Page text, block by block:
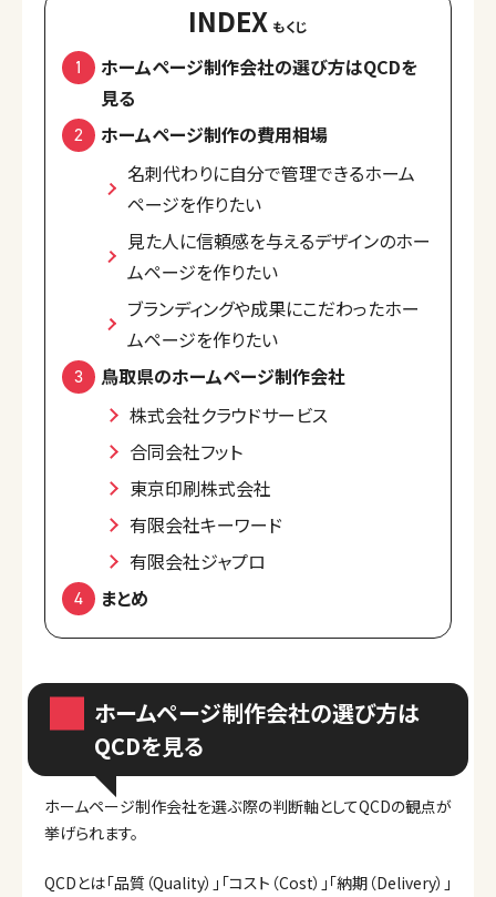
INDEX
ホームページ制作会社の選び方はQCDを
見る
ホームページ制作の費用相場
名刺代わりに自分で管理できるホーム
ページを作りたい
見た人に信頼感を与えるデザインのホー
ムページを作りたい
ブランディングや成果にこだわったホー
ムページを作りたい
鳥取県のホームページ制作会社
株式会社クラウドサービス
合同会社フット
東京印刷株式会社
有限会社キーワード
有限会社ジャプロ
まとめ
ホームページ制作会社の選び方は
QCDを見る
ホームページ制作会社を選ぶ際の判断軸としてQCDの観点が
挙げられます。
QCDとは「品質（Quality）」「コスト（Cost）」「納期（Delivery）」